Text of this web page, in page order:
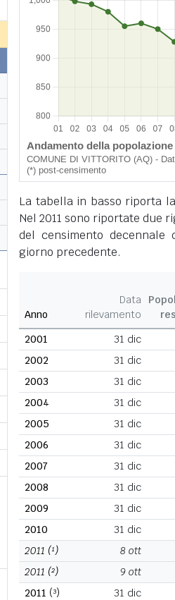
La tabella in basso riporta
Nel 2011 sono riportate due
del censimento
giorno precedente.
Anno
Data
rilevamento
2001
31 dic
2002
31 dic
2003
31 dic
2004
31 dic
2005
31 dic
2006
31 dic
2007
31 dic
2008
31 dic
2009
31 dic
2010
31 dic
2011 (¹) 8 ott
2011 (²) 9 ott
2011 (³) 31 dic